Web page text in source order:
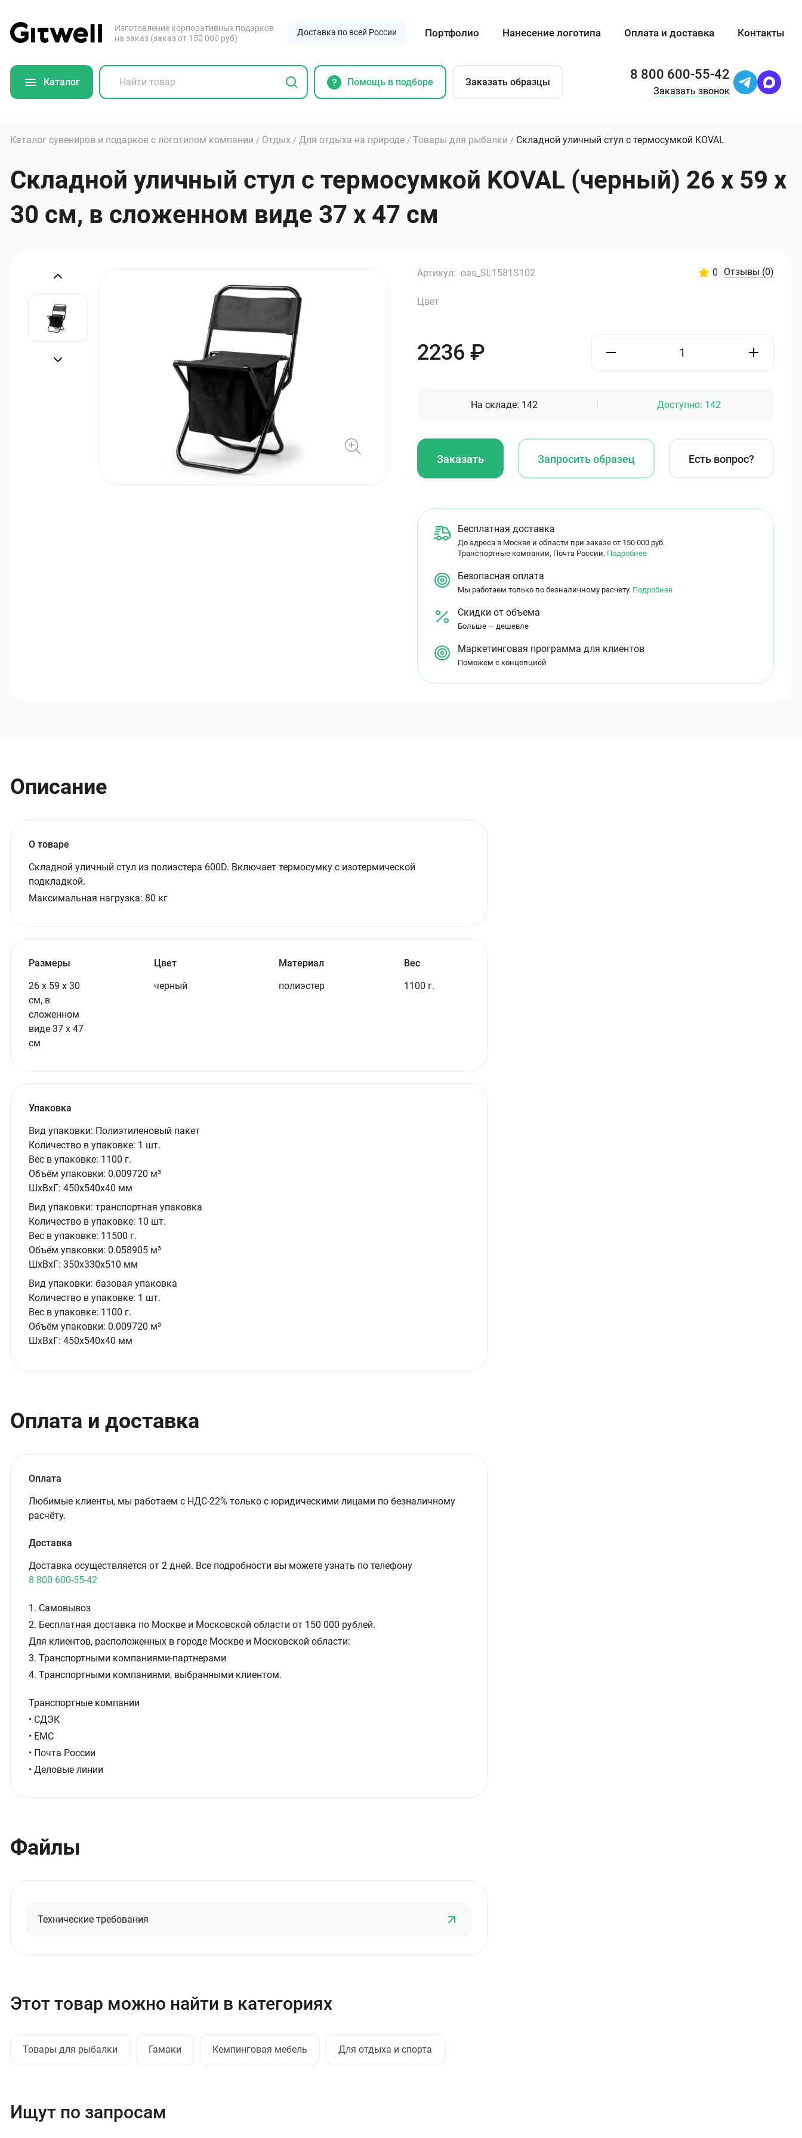
Изготовление корпоративных подарков
на заказ (заказ от 150 000 руб)
Доставка по всей России Портфолио Нанесение логотипа Оплата и доставка Контакты
Каталог Помощь в подборе Заказать образцы 8 800 600-55-42
Заказать звонок
Каталог сувениров и подарков с логотипом компании / Отдых / Для отдыха на природе / Товары для рыбалки / Складной уличный стул с термосумкой KOVAL
Складной уличный стул с термосумкой KOVAL (черный) 26 х 59 х
30 см, в сложенном виде 37 х 47 см
Артикул: oas_SL1581S102 0 Отзывы (0)
Цвет
2236 ₽
На складе: 142 Доступно: 142
Заказать Запросить образец Есть вопрос?
Бесплатная доставка
До адреса в Москве и области при заказе от 150 000 руб.
Транспортные компании, Почта России. Подробнее
Безопасная оплата
Мы работаем только по безналичному расчету. Подробнее
Скидки от объема
Больше — дешевле
Маркетинговая программа для клиентов
Поможем с концепцией
Описание
О товаре
Складной уличный стул из полиэстера 600D. Включает термосумку с изотермической
подкладкой.
Максимальная нагрузка: 80 кг
Размеры
26 х 59 х 30
см, в
сложенном
виде 37 х 47
см
Цвет
черный
Материал
полиэстер
Вес
1100 г.
Упаковка
Вид упаковки: Полиэтиленовый пакет
Количество в упаковке: 1 шт.
Вес в упаковке: 1100 г.
Объём упаковки: 0.009720 м³
ШxВxГ: 450x540x40 мм
Вид упаковки: транспортная упаковка
Количество в упаковке: 10 шт.
Вес в упаковке: 11500 г.
Объём упаковки: 0.058905 м³
ШxВxГ: 350x330x510 мм
Вид упаковки: базовая упаковка
Количество в упаковке: 1 шт.
Вес в упаковке: 1100 г.
Объём упаковки: 0.009720 м³
ШxВxГ: 450x540x40 мм
Оплата и доставка
Оплата
Любимые клиенты, мы работаем с НДС-22% только с юридическими лицами по безналичному
расчёту.
Доставка
Доставка осуществляется от 2 дней. Все подробности вы можете узнать по телефону
8 800 600-55-42
1. Самовывоз
2. Бесплатная доставка по Москве и Московской области от 150 000 рублей.
Для клиентов, расположенных в городе Москве и Московской области:
3. Транспортными компаниями-партнерами
4. Транспортными компаниями, выбранными клиентом.
Транспортные компании
• СДЭК
• ЕМС
• Почта России
• Деловые линии
Файлы
Технические требования
Этот товар можно найти в категориях
Товары для рыбалки Гамаки Кемпинговая мебель Для отдыха и спорта
Ищут по запросам